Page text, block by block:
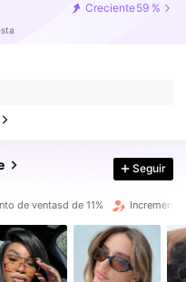
Creciente59 %
Seguir
de ventasd de 11% Incremento